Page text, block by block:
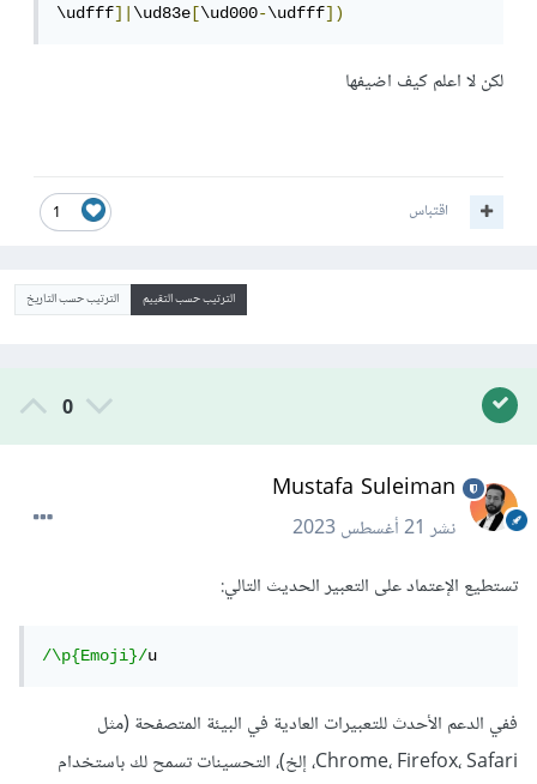
\udfff]|\ud83e [\ud000-\udfff])
لكن لا اعلم كيف اضيفها
1 اقتباس
الترتيب حسب التقييم الترتيب حسب التاريخ
0
Mustafa Suleiman
نشر21 أغسطس 2023
تستطيع الإعتماد على التعبير الحديث التالي:
/\p{Emoji}/u
ففي الدعم الأحدث للتعبيرات العادية في البيئة المتصفحة (مثل
Chrome، Firefox، Safari، إلخ)، التحسينات تسمح لك باستخدام